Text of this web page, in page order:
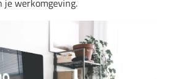
je werkomgeving.